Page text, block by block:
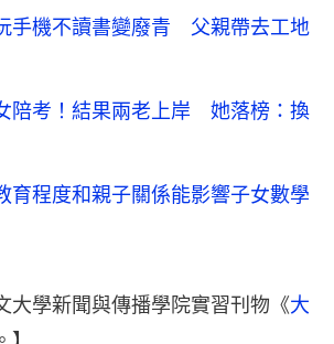
手機不讀書變廢青 父親帶去工地
陪考！結果兩老上岸 她落榜：換
育程度和親子關係能影響子女數學
大學新聞與傳播學院實習刊物《大